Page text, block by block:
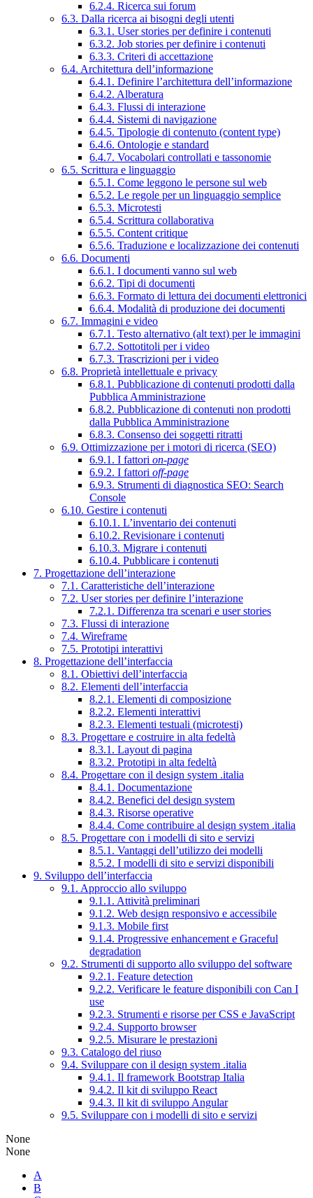
6.2.4. Ricerca sui forum
6.3. Dalla ricerca ai bisogni degli utenti
6.3.1. User stories per definire i contenuti
6.3.2. Job stories per definire i contenuti
6.3.3. Criteri di accettazione
6.4. Architettura dell’informazione
6.4.1. Definire l’architettura dell’informazione
6.4.2. Alberatura
6.4.3. Flussi di interazione
6.4.4. Sistemi di navigazione
6.4.5. Tipologie di contenuto (content type)
6.4.6. Ontologie e standard
6.4.7. Vocabolari controllati e tassonomie
6.5. Scrittura e linguaggio
6.5.1. Come leggono le persone sul web
6.5.2. Le regole per un linguaggio semplice
6.5.3. Microtesti
6.5.4. Scrittura collaborativa
6.5.5. Content critique
6.5.6. Traduzione e localizzazione dei contenuti
6.6. Documenti
6.6.1. I documenti vanno sul web
6.6.2. Tipi di documenti
6.6.3. Formato di lettura dei documenti elettronici
6.6.4. Modalità di produzione dei documenti
6.7. Immagini e video
6.7.1. Testo alternativo (alt text) per le immagini
6.7.2. Sottotitoli per i video
6.7.3. Trascrizioni per i video
6.8. Proprietà intellettuale e privacy
6.8.1. Pubblicazione di contenuti prodotti dalla
Pubblica Amministrazione
6.8.2. Pubblicazione di contenuti non prodotti
dalla Pubblica Amministrazione
6.8.3. Consenso dei soggetti ritratti
6.9. Ottimizzazione per i motori di ricerca (SEO)
6.9.1. I fattori on-page
6.9.2. I fattori off-page
6.9.3. Strumenti di diagnostica SEO: Search
Console
6.10. Gestire i contenuti
6.10.1. L’inventario dei contenuti
6.10.2. Revisionare i contenuti
6.10.3. Migrare i contenuti
6.10.4. Pubblicare i contenuti
7. Progettazione dell’interazione
7.1. Caratteristiche dell’interazione
7.2. User stories per definire l’interazione
7.2.1. Differenza tra scenari e user stories
7.3. Flussi di interazione
7.4. Wireframe
7.5. Prototipi interattivi
8. Progettazione dell’interfaccia
8.1. Obiettivi dell’interfaccia
8.2. Elementi dell’interfaccia
8.2.1. Elementi di composizione
8.2.2. Elementi interattivi
8.2.3. Elementi testuali (microtesti)
8.3. Progettare e costruire in alta fedeltà
8.3.1. Layout di pagina
8.3.2. Prototipi in alta fedeltà
8.4. Progettare con il design system .italia
8.4.1. Documentazione
8.4.2. Benefici del design system
8.4.3. Risorse operative
8.4.4. Come contribuire al design system .italia
8.5. Progettare con i modelli di sito e servizi
8.5.1. Vantaggi dell’utilizzo dei modelli
8.5.2. I modelli di sito e servizi disponibili
9. Sviluppo dell’interfaccia
9.1. Approccio allo sviluppo
9.1.1. Attività preliminari
9.1.2. Web design responsivo e accessibile
9.1.3. Mobile first
9.1.4. Progressive enhancement e Graceful
degradation
9.2. Strumenti di supporto allo sviluppo del software
9.2.1. Feature detection
9.2.2. Verificare le feature disponibili con Can I
use
9.2.3. Strumenti e risorse per CSS e JavaScript
9.2.4. Supporto browser
9.2.5. Misurare le prestazioni
9.3. Catalogo del riuso
9.4. Sviluppare con il design system .italia
9.4.1. Il framework Bootstrap Italia
9.4.2. Il kit di sviluppo React
9.4.3. Il kit di sviluppo Angular
9.5. Sviluppare con i modelli di sito e servizi
None
None
A
B